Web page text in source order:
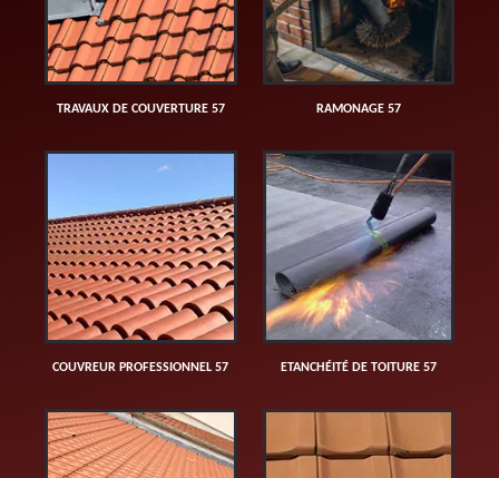
TRAVAUX DE COUVERTURE 57 RAMONAGE 57
COUVREUR PROFESSIONNEL 57 ETANCHÉITÉ DE TOITURE 57